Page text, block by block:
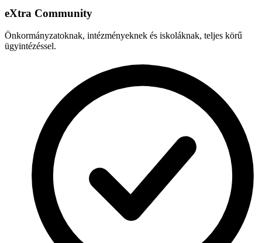
eXtra Community
Önkormányzatoknak, intézményeknek és iskoláknak, teljes körű
ügyintézéssel.